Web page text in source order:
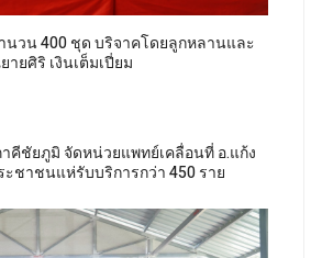
นวน 400 ชุด บริจาคโดยลูกหลานและ
ยศิริ เงินเต็มเปี่ยม
คีชัยภูมิ จัดหน่วยแพทย์เคลื่อนที่ อ.แก้ง
ะชาชนแห่รับบริการกว่า 450 ราย